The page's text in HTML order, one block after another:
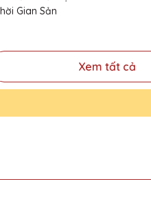
Xem tất cả